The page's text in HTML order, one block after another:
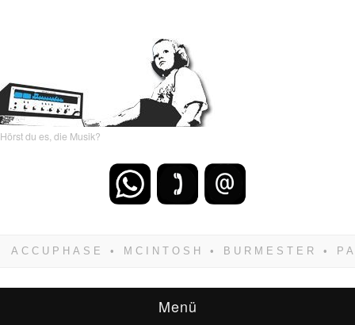
Hörst du es, die Musik?
zwangsläufig siegen! Und noch was: Hifi
Menü